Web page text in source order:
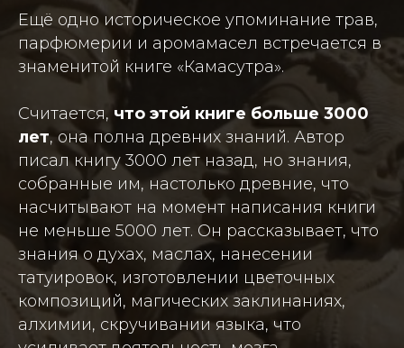
Ещё одно историческое упоминание трав,
парфюмерии и аромамасел встречается в
знаменитой книге «Камасутра».
Считается, что этой книге больше 3000
лет, она полна древних знаний. Автор
писал книгу 3000 лет назад, но знания,
собранные им, настолько древние, что
насчитывают на момент написания книги
не меньше 5000 лет. Он рассказывает, что
знания о духах, маслах, нанесении
татуировок, изготовлении цветочных
композиций, магических заклинаниях,
алхимии, скручивании языка, что